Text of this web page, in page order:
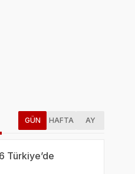
GÜN HAFTA AY
Türkiye’de